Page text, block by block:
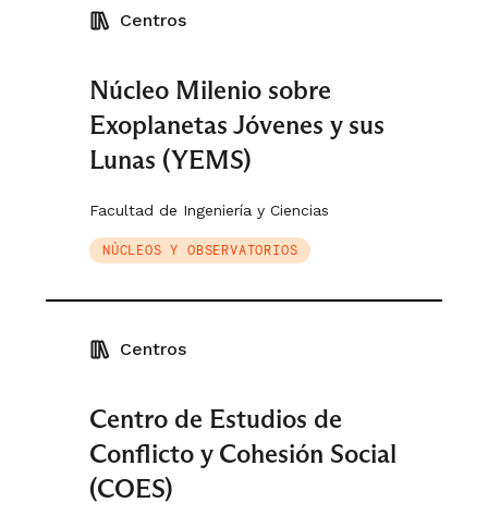
Centros
Núcleo Milenio sobre
Exoplanetas Jóvenes y sus
Lunas (YEMS)
Facultad de Ingeniería y Ciencias
NÚCLEOS Y OBSERVATORIOS
Centros
Centro de Estudios de
Conflicto y Cohesión Social
(COES)